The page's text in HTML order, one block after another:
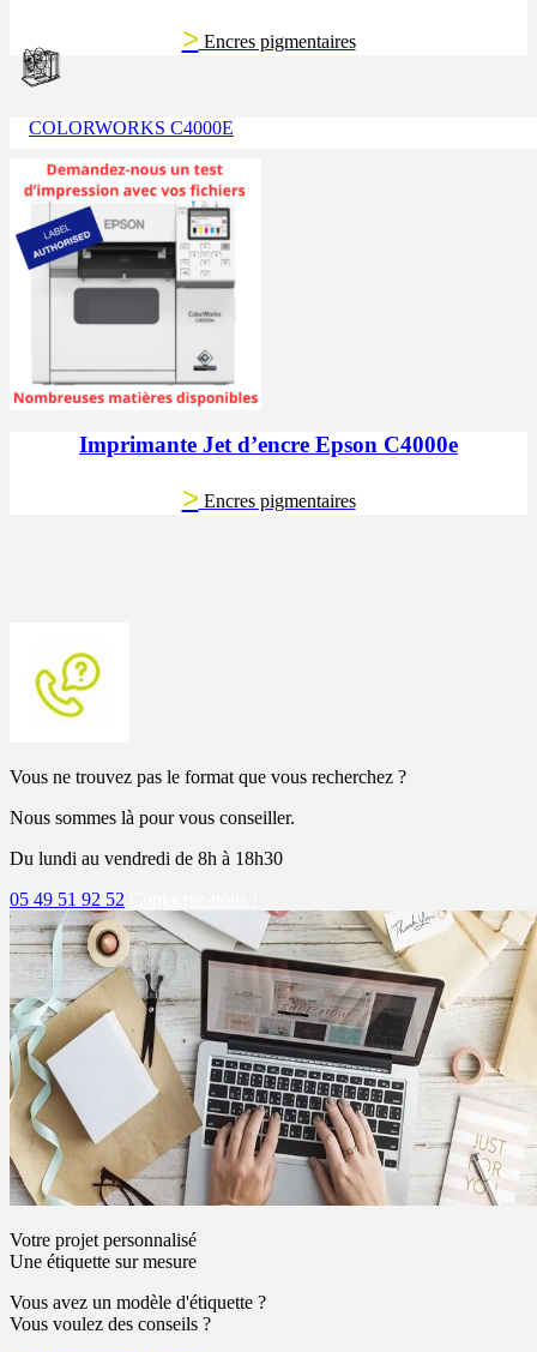
> Encres pigmentaires
COLORWORKS C4000E
Imprimante Jet d’encre Epson C4000e
> Encres pigmentaires
Vous ne trouvez pas le format que vous recherchez ?
Nous sommes là pour vous conseiller.
Du lundi au vendredi de 8h à 18h30
05 49 51 92 52
Votre projet personnalisé
Une étiquette sur mesure
Vous avez un modèle d'étiquette ?
Vous voulez des conseils ?